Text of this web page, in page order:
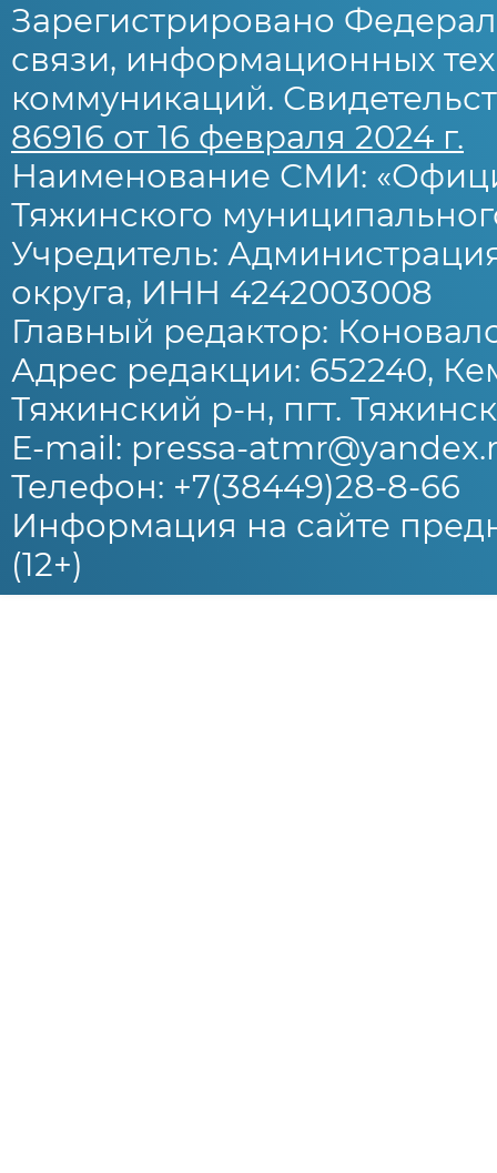
Зарегистрировано
связи, информационных
коммуникаций.
86916 от 16 февраля 2024 г.
Наименование СМИ:
Тяжинского
Учредитель:
округа, ИНН 4242003008
Главный редактор:
Адрес редакции: 652240,
Тяжинский р-н, пгт.
E-mail: pressa-
Телефон: +7(38449)28-8-66
Информация на сайте
(12+)